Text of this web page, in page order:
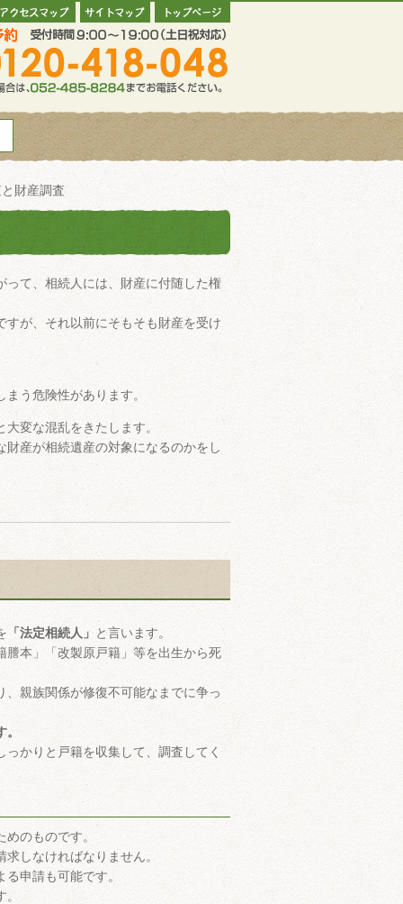
財産調査
て、相続人には、財産に付随した権
が、それ以前にそもそも財産を受け
う危険性があります。
変な混乱をきたします。
財産が相続遺産の対象になるのかをし
「法定相続人」 と言います。
本」「改製原戸籍」等を出生から死
親族関係が修復不可能なまでに争っ
かりと戸籍を収集して、調査してく
のものです。
しなければなりません。
申請も可能です。